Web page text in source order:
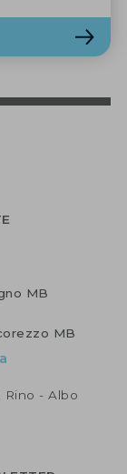
MB
MB
Rino - Albo